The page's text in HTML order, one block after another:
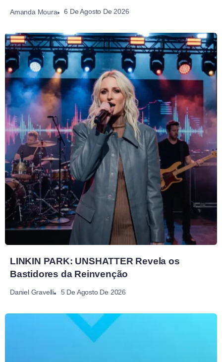
Amanda Moura 6 De Agosto De 2026
LINKIN PARK: UNSHATTER Revela os
Bastidores da Reinvenção
Daniel Gravelli 5 De Agosto De 2026